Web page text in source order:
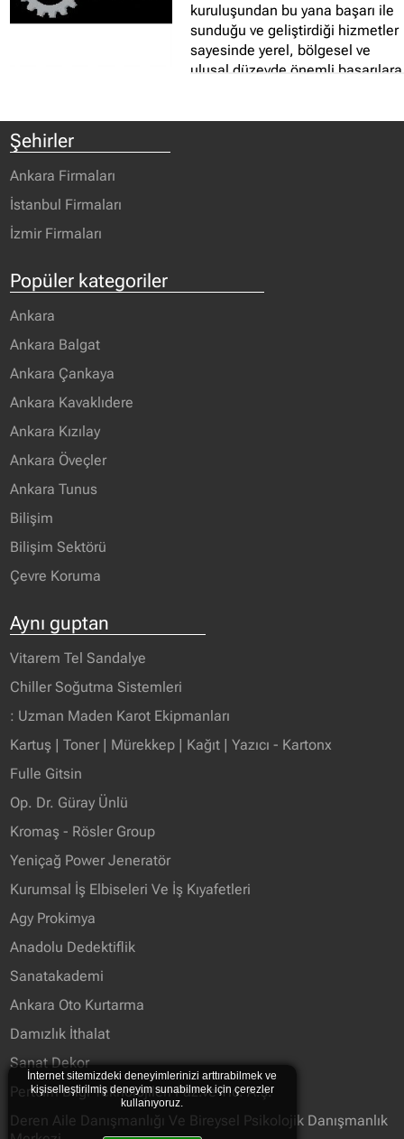
kuruluşundan bu yana başarı ile
sunduğu ve geliştirdiği hizmetler
sayesinde yerel, bölgesel ve
ulusal düzeyde önemli başarılara
Şehirler
Ankara Firmaları
İstanbul Firmaları
İzmir Firmaları
Popüler kategoriler
Ankara
Ankara Balgat
Ankara Çankaya
Ankara Kavaklıdere
Ankara Kızılay
Ankara Öveçler
Ankara Tunus
Bilişim
Bilişim Sektörü
Çevre Koruma
Aynı guptan
Vitarem Tel Sandalye
Chiller Soğutma Sistemleri
: Uzman Maden Karot Ekipmanları
Kartuş | Toner | Mürekkep | Kağıt | Yazıcı - Kartonx
Fulle Gitsin
Op. Dr. Güray Ünlü
Kromaş - Rösler Group
Yeniçağ Power Jeneratör
Kurumsal İş Elbiseleri Ve İş Kıyafetleri
Agy Prokimya
Anadolu Dedektiflik
Sanatakademi
Ankara Oto Kurtarma
Damızlık İthalat
Sanat Dekor
Pertcim Bilgi Teknolojileri Paz.ve Tic. A.ş.
Deren Aile Danışmanlığı Ve Bireysel Psikolojik Danışmanlık
İnternet sitemizdeki deneyimlerinizi arttırabilmek ve
kişiselleştirilmiş deneyim sunabilmek için çerezler
kullanıyoruz.